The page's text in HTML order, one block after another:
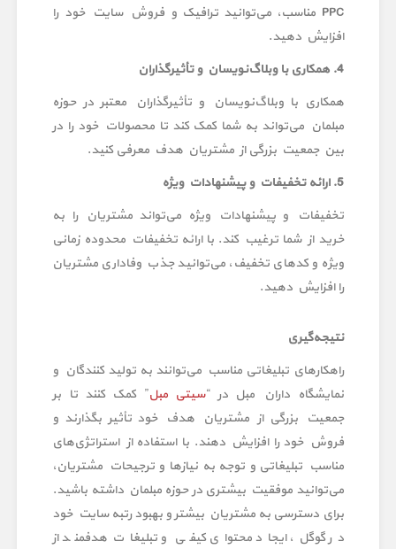
PPC مناسب، می‌توانید ترافیک و فروش سایت خود را
افزایش دهید.
4. همکاری با وبلاگ‌نویسان و تأثیرگذاران
همکاری با وبلاگ‌نویسان و تأثیرگذاران معتبر در حوزه
مبلمان می‌تواند به شما کمک کند تا محصولات خود را در
بین جمعیت بزرگی از مشتریان هدف معرفی کنید.
5. ارائه تخفیفات و پیشنهادات ویژه
تخفیفات و پیشنهادات ویژه می‌تواند مشتریان را به
خرید از شما ترغیب کند. با ارائه تخفیفات محدوده زمانی
ویژه و کدهای تخفیف، می‌توانید جذب وفاداری مشتریان
را افزایش دهید.
نتیجه‌گیری
راهکارهای تبلیغاتی مناسب می‌توانند به تولید کنندگان و
نمایشگاه داران مبل در “سیتی مبل” کمک کنند تا بر
جمعیت بزرگی از مشتریان هدف خود تأثیر بگذارند و
فروش خود را افزایش دهند. با استفاده از استراتژی‌های
مناسب تبلیغاتی و توجه به نیازها و ترجیحات مشتریان،
می‌توانید موفقیت بیشتری در حوزه مبلمان داشته باشید.
برای دسترسی به مشتریان بیشتر و بهبود رتبه سایت خود
در گوگل، ایجاد محتوای کیفی و تبلیغات هدفمند از